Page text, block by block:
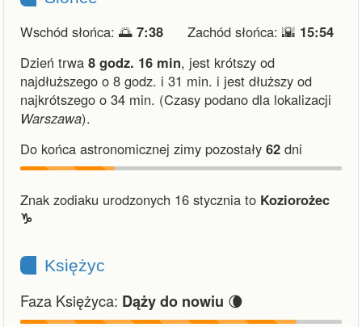
Wschód słońca: 🌅 7:38 Zachód słońca: 🌇 15:54
Dzień trwa 8 godz. 16 min, jest krótszy od
najdłuższego o 8 godz. i 31 min. i jest dłuższy od
najkrótszego o 34 min. (Czasy podano dla lokalizacji
Warszawa).
Do końca astronomicznej zimy pozostały 62 dni
Znak zodiaku urodzonych 16 stycznia to Koziorożec
♑︎
Księżyc
Faza Księżyca: Dąży do nowiu 🌘